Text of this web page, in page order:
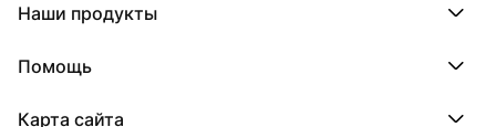
О YDoc
Наши продукты
ПроТаблетки
МедТочка
Помощь
Карта сайта